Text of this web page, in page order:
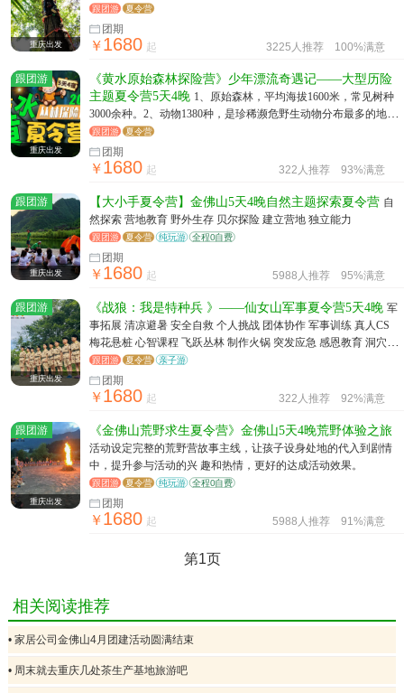
重庆出发
跟团游 夏令营
团期
￥1680 起 3225人推荐 100%满意
跟团游
重庆出发
《黄水原始森林探险营》少年漂流奇遇记——大型历险
主题夏令营5天4晚 1、原始森林，平均海拔1600米，常见树种
3000余种。2、动物1380种，是珍稀濒危野生动物分布最多的地
区。3、穿越原始森林，完成人生第一次飞跃丛林。4、荒野生
存，学习户外急救生存知识。5、自寻食物：野生菌类，禽、鱼
等，自制野餐。6、溯溪探险，横跨户外小溪，搬螃蟹、打水仗。
跟团游 夏令营
团期
￥1680 起 322人推荐 93%满意
跟团游
重庆出发
【大小手夏令营】金佛山5天4晚自然主题探索夏令营 自
然探索 营地教育 野外生存 贝尔探险 建立营地 独立能力
跟团游 夏令营 纯玩游 全程0自费
团期
￥1680 起 5988人推荐 95%满意
跟团游
重庆出发
《战狼：我是特种兵 》——仙女山军事夏令营5天4晚 军
事拓展 清凉避暑 安全自救 个人挑战 团体协作 军事训练 真人CS
梅花悬桩 心智课程 飞跃丛林 制作火锅 突发应急 感恩教育 洞穴探
险 徒步拉练 野外射箭 决战沙场 包制饺子
跟团游 夏令营 亲子游
团期
￥1680 起 322人推荐 92%满意
跟团游
重庆出发
《金佛山荒野求生夏令营》金佛山5天4晚荒野体验之旅
活动设定完整的荒野营故事主线，让孩子设身处地的代入到剧情
中，提升参与活动的兴 趣和热情，更好的达成活动效果。
跟团游 夏令营 纯玩游 全程0自费
团期
￥1680 起 5988人推荐 91%满意
第1页
相关阅读推荐
• 家居公司金佛山4月团建活动圆满结束
• 周末就去重庆几处茶生产基地旅游吧